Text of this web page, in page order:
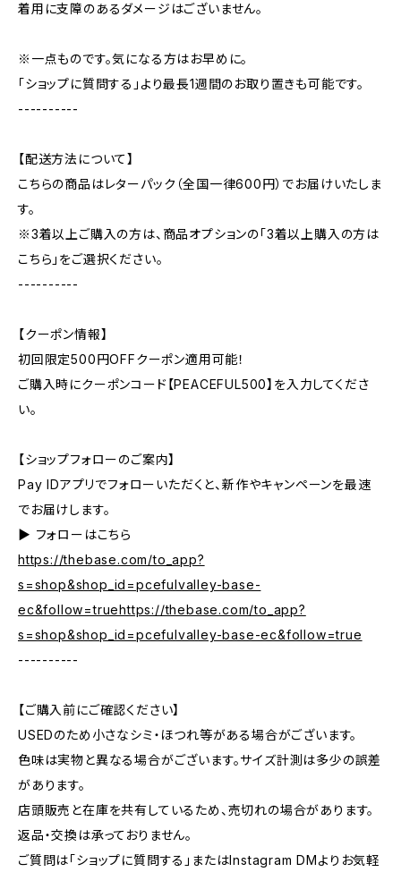
着用に支障のあるダメージはございません。
※一点ものです。気になる方はお早めに。
「ショップに質問する」より最長1週間のお取り置きも可能です。
----------
【配送方法について】
こちらの商品はレターパック（全国一律600円）でお届けいたしま
す。
※3着以上ご購入の方は、商品オプションの「3着以上購入の方は
こちら」をご選択ください。
----------
【クーポン情報】
初回限定500円OFFクーポン適用可能！
ご購入時にクーポンコード【PEACEFUL500】を入力してくださ
い。
【ショップフォローのご案内】
Pay IDアプリでフォローいただくと、新作やキャンペーンを最速
でお届けします。
▶︎ フォローはこちら
https://thebase.com/to_app?
s=shop&shop_id=pcefulvalley-base-
ec&follow=truehttps://thebase.com/to_app?
s=shop&shop_id=pcefulvalley-base-ec&follow=true
----------
【ご購入前にご確認ください】
USEDのため小さなシミ・ほつれ等がある場合がございます。
色味は実物と異なる場合がございます。サイズ計測は多少の誤差
があります。
店頭販売と在庫を共有しているため、売切れの場合があります。
返品・交換は承っておりません。
ご質問は「ショップに質問する」またはInstagram DMよりお気軽